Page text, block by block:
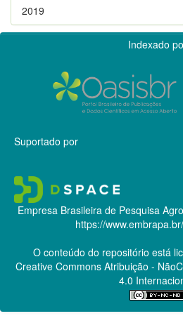
2019
Indexado
Suportado por
Empresa Brasileira de Pesquisa
https://
O conteúdo do repositório está
Creative CommonsAtribuição -
4.0